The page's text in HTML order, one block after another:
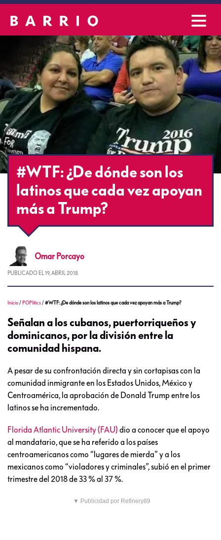
#WTF: ¿De dónde son los
latinos que cada vez apoyan
más a Trump?
Omar Porcayo
PUBLICADO EL 19, ABRIL 2018
Inicio / POPlitics /#WTF: ¿De dónde son los latinos que cada vez apoyan más a Trump?
Señalan a los cubanos, puertorriqueños y
dominicanos, por la división entre la
comunidad hispana.
A pesar de su confrontación directa y sin cortapisas con la
comunidad inmigrante en los Estados Unidos, México y
Centroamérica, la aprobación de Donald Trump entre los
latinos se ha incrementado.
Florida Atlantic University (FAU) dio a conocer que el apoyo
al mandatario, que se ha referido a los países
centroamericanos como “lugares de mierda” y a los
mexicanos como “violadores y criminales”, subió en el primer
trimestre del 2018 de 33 % al 37 %.
▼ Publicidad por Refinery89